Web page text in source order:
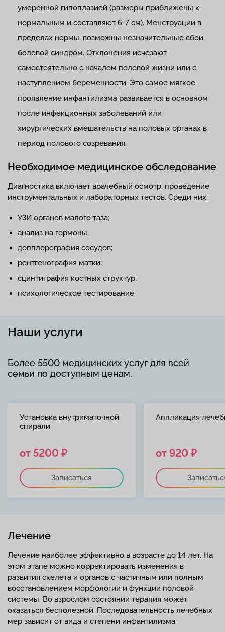
умеренной гипоплазией (размеры приближены к
нормальным и составляют 6-7 см). Менструации в
пределах нормы, возможны незначительные сбои,
болевой синдром. Отклонения исчезают
самостоятельно с началом половой жизни или с
наступлением беременности. Это самое мягкое
проявление инфантилизма развивается в основном
после инфекционных заболеваний или
хирургических вмешательств на половых органах в
период полового созревания.
Необходимое медицинское обследование
Диагностика включает врачебный осмотр, проведение
инструментальных и лабораторных тестов. Среди них:
УЗИ органов малого таза;
анализ на гормоны;
допплерография сосудов;
рентгенография матки;
сцинтиграфия костных структур;
психологическое тестирование.
Наши услуги
Более 5500 медицинских услуг для всей
семьи по доступным ценам.
Установка внутриматочной
спирали
от 5200 ₽
Записаться
Аппликация
от 920 ₽
Лечение
Лечение наиболее эффективно в возрасте до 14 лет. На
этом этапе можно корректировать изменения в
развития скелета и органов с частичным или полным
восстановлением морфологии и функции половой
системы. Во взрослом состоянии терапия может
оказаться бесполезной. Последовательность лечебных
мер зависит от вида и степени инфантилизма.